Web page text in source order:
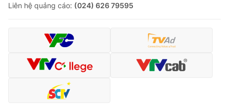
Liên hệ quảng cáo: (024) 626 79595